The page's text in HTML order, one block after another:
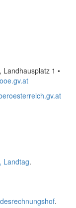
1 •
Landtag.
.